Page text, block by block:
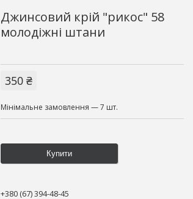
Джинсовий крій "рикос" 58
молодіжні штани
350 ₴
Мінімальне замовлення — 7 шт.
Купити
+380 (67) 394-48-45